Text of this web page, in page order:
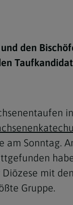
Heiligen
Scheidung
den
Sonntag.
mit
Gruppe.